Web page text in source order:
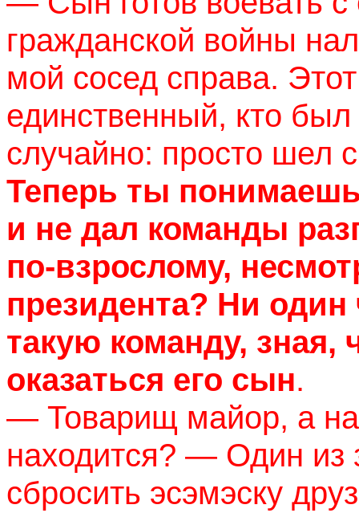
гражданской войны
мой сосед справа.
единственный, кто
случайно: просто шел
Теперь ты
и не дал команды
по-взрослому,
президента? Ни один
такую команду, зная,
оказаться его сын.
— Товарищ майор, а на
находится? — Один из
сбросить эсэмэску